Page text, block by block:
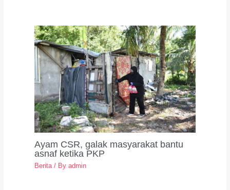
Ayam CSR, galak masyarakat bantu
asnaf ketika PKP
Berita/ Byadmin